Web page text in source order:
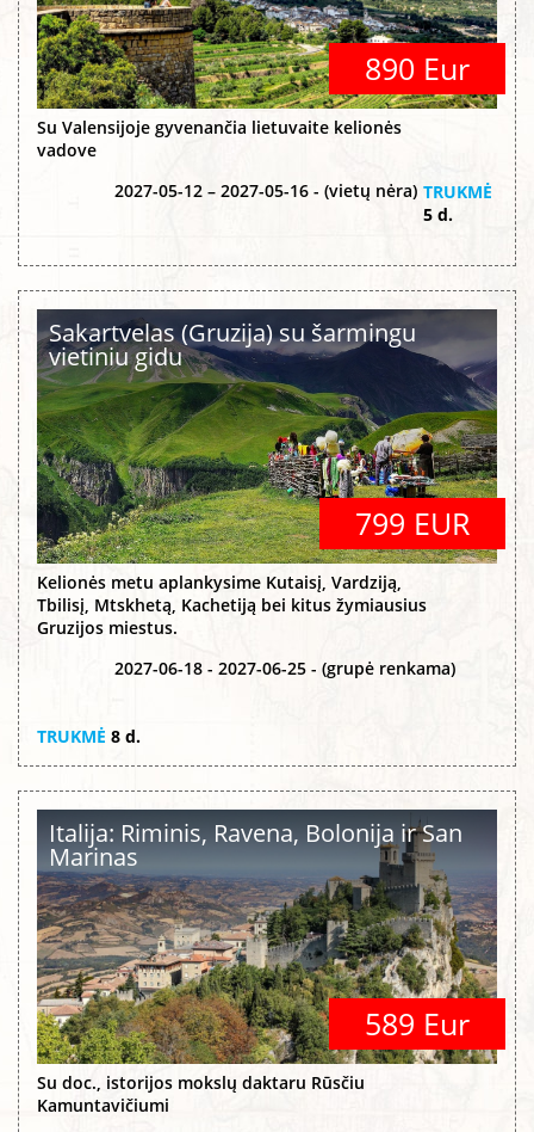
890 Eur
Su Valensijoje gyvenančia lietuvaite kelionės
vadove
2027-05-12 – 2027-05-16 - (vietų nėra) TRUKMĖ
5 d.
Sakartvelas (Gruzija) su šarmingu
vietiniu gidu
799 EUR
Kelionės metu aplankysime Kutaisį, Vardziją,
Tbilisį, Mtskhetą, Kachetiją bei kitus žymiausius
Gruzijos miestus.
2027-06-18 - 2027-06-25 - (grupė renkama)
TRUKMĖ 8 d.
Italija: Riminis, Ravena, Bolonija ir San
Marinas
589 Eur
Su doc., istorijos mokslų daktaru Rūsčiu
Kamuntavičiumi